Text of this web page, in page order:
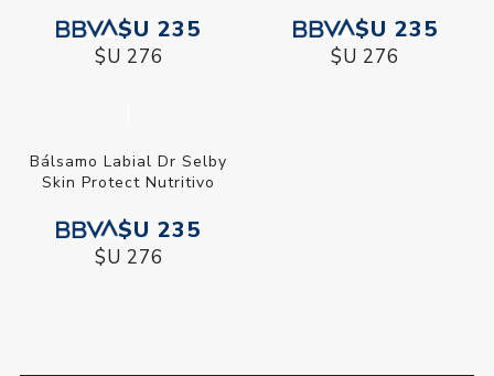
$U 235
$U 276
$U 235
$U 276
Bálsamo Labial Dr Selby
Skin Protect Nutritivo
$U 235
$U 276